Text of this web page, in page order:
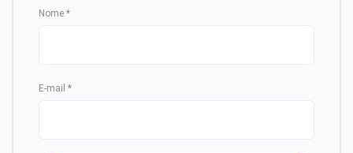
Nome *
E-mail *